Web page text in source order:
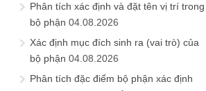
Phân tích xác định và đặt tên vị trí trong
bộ phận 04.08.2026
Xác định mục đích sinh ra (vai trò) của
bộ phận 04.08.2026
Phân tích đặc điểm bộ phận xác định